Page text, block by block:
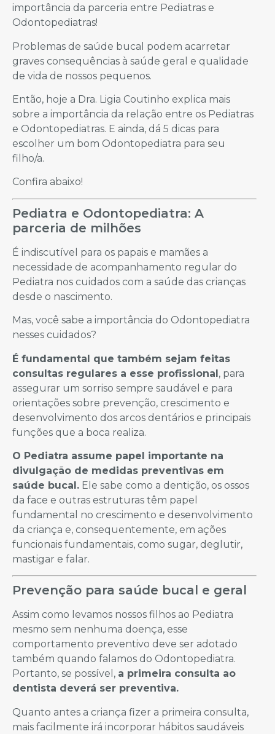
importância da parceria entre Pediatras e
Odontopediatras!
Problemas de saúde bucal podem acarretar
graves consequências à saúde geral e qualidade
de vida de nossos pequenos.
Então, hoje a Dra. Ligia Coutinho explica mais
sobre a importância da relação entre os Pediatras
e Odontopediatras. E ainda, dá 5 dicas para
escolher um bom Odontopediatra para seu
filho/a.
Confira abaixo!
Pediatra e Odontopediatra: A
parceria de milhões
É indiscutível para os papais e mamães a
necessidade de acompanhamento regular do
Pediatra nos cuidados com a saúde das crianças
desde o nascimento.
Mas, você sabe a importância do Odontopediatra
nesses cuidados?
É fundamental que também sejam feitas
consultas regulares a esse profissional, para
assegurar um sorriso sempre saudável e para
orientações sobre prevenção, crescimento e
desenvolvimento dos arcos dentários e principais
funções que a boca realiza.
O Pediatra assume papel importante na
divulgação de medidas preventivas em
saúde bucal. Ele sabe como a dentição, os ossos
da face e outras estruturas têm papel
fundamental no crescimento e desenvolvimento
da criança e, consequentemente, em ações
funcionais fundamentais, como sugar, deglutir,
mastigar e falar.
Prevenção para saúde bucal e geral
Assim como levamos nossos filhos ao Pediatra
mesmo sem nenhuma doença, esse
comportamento preventivo deve ser adotado
também quando falamos do Odontopediatra.
Portanto, se possível, a primeira consulta ao
dentista deverá ser preventiva.
Quanto antes a criança fizer a primeira consulta,
mais facilmente irá incorporar hábitos saudáveis